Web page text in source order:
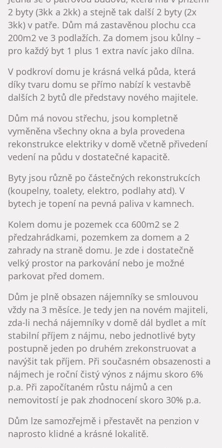
2 byty (3kk a 2kk) a stejně tak další 2 byty (2x
3kk) v patře. Dům má zastavěnou plochu cca
200m2 ve 3 podlažích. Za domem jsou kůlny –
pro každý byt 1 plus 1 extra navíc jako dílna.
V podkroví domu je krásná velká půda, která
díky tvaru domu se přímo nabízí k vestavbě
dalších 2 bytů dle představy nového majitele.
Dům má novou střechu, jsou kompletně
vyměněna všechny okna a byla provedena
rekonstrukce elektriky v domě včetně přivedení
vedení na půdu v dostatečné kapacitě.
Byty jsou různě po částečných rekonstrukcích
(koupelny, toalety, elektro, podlahy atd). V
bytech je topení na pevná paliva v kamnech.
Kolem domu je pozemek cca 600m2 se 2
předzahrádkami, pozemkem za domem a 2
zahrady na straně domu. Je zde i dostatečně
velký prostor na parkování nebo je možné
parkovat před domem.
Dům je plně obsazen nájemníky se smlouvou
vždy na 3 měsíce. Je tedy jen na novém majiteli,
zda-li nechá nájemníky v domě dál bydlet a mít
stabilní příjem z nájmu, nebo jednotlivé byty
postupně jeden po druhém zrekonstruovat a
navýšit tak příjem. Při současném obsazenosti a
nájmech je roční čistý výnos z nájmu skoro 6%
p.a. Při započítaném růstu nájmů a cen
nemovitostí je pak zhodnocení skoro 30% p.a.
Dům lze samozřejmě i přestavět na penzion v
naprosto klidné a krásné lokalitě.